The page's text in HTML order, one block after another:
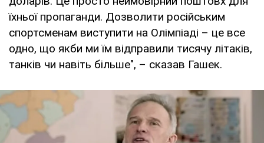
їхньої пропаганди. Дозволити російським
спортсменам виступити на Олімпіаді – це все
одно, що якби ми їм відправили тисячу літаків,
танків чи навіть більше", – сказав Гашек.